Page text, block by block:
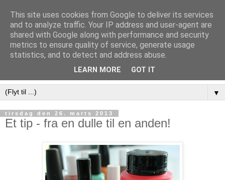
▼
tirsdag den 26. marts 2013
Et tip - fra en dulle til en anden!
This site uses cookies from Google to deliver its services
and to analyze traffic. Your IP address and user-agent are
shared with Google along with performance and security
metrics to ensure quality of service, generate usage
statistics, and to detect and address abuse.
LEARN MORE GOT IT